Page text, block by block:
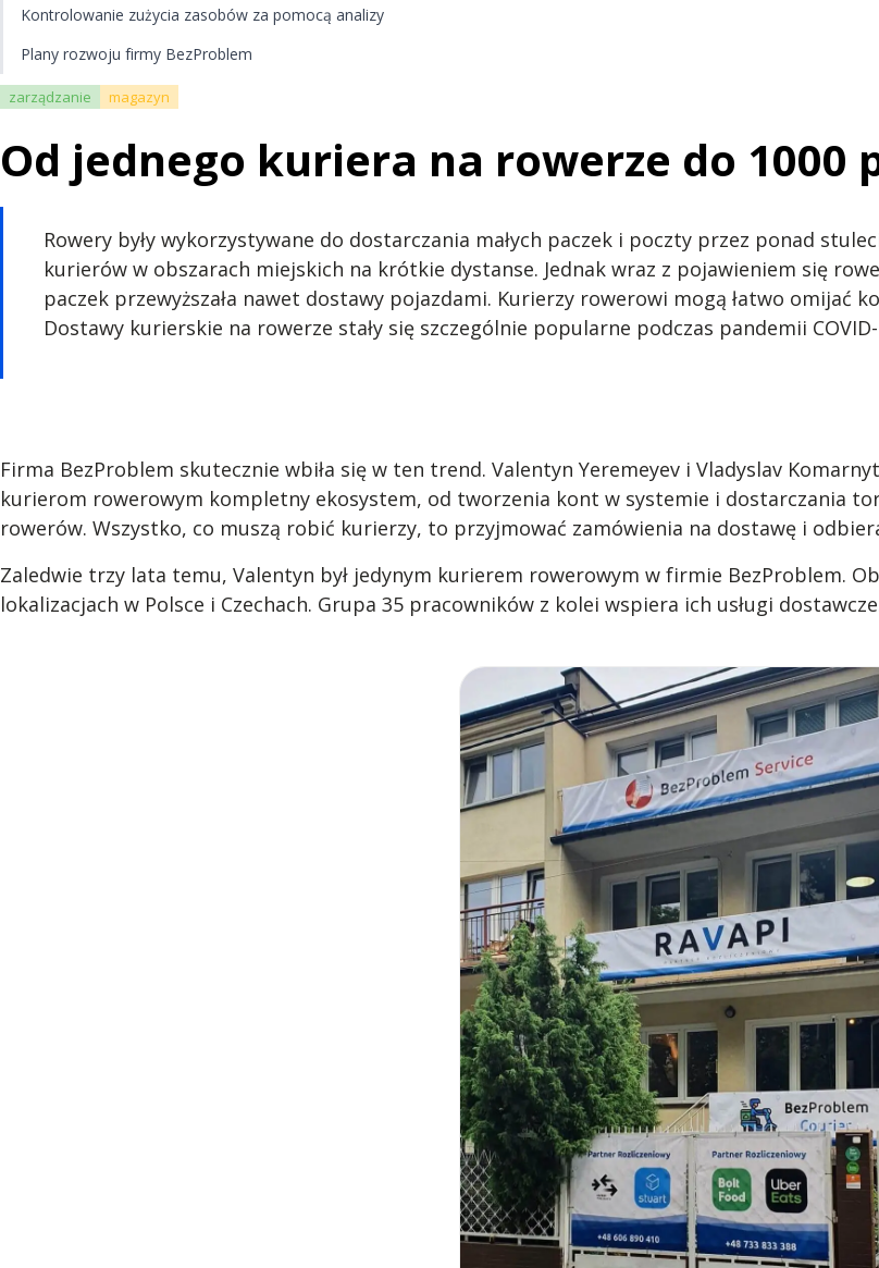
Kontrolowanie zużycia zasobów za pomocą analizy
Plany rozwoju firmy BezProblem
zarządzanie magazyn
Od jednego kuriera na rowerze do 1000
Rowery były wykorzystywane do dostarczania małych paczek i poczty przez ponad
kurierów w obszarach miejskich na krótkie dystanse. Jednak wraz z pojawieniem się
paczek przewyższała nawet dostawy pojazdami. Kurierzy rowerowi mogą łatwo omijać
Dostawy kurierskie na rowerze stały się szczególnie popularne podczas pandemii
Firma BezProblem skutecznie wbiła się w ten trend. Valentyn Yeremeyev i Vladyslav
kurierom rowerowym kompletny ekosystem, od tworzenia kont w systemie i dostarczania
rowerów. Wszystko, co muszą robić kurierzy, to przyjmować zamówienia na dostawę i
Zaledwie trzy lata temu, Valentyn był jedynym kurierem rowerowym w firmie BezProblem.
lokalizacjach w Polsce i Czechach. Grupa 35 pracowników z kolei wspiera ich usługi